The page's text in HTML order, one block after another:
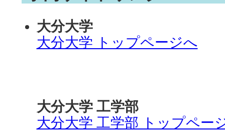
大分大学
大分大学 トップページへ
大分大学 工学部
大分大学 工学部 トップペー